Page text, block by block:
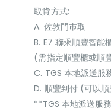
取貨方式:
A. 佐敦門巿取
B. E7 聯乘順豐智
(需指定順豐櫃或順
C. TGS 本地派送
D. 順豐到付 (可以
**TGS 本地派送服